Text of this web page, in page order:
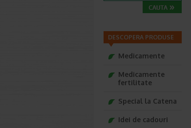
DESCOPERA PRODUSE
Medicamente
Medicamente
fertilitate
Special la Catena
Idei de cadouri